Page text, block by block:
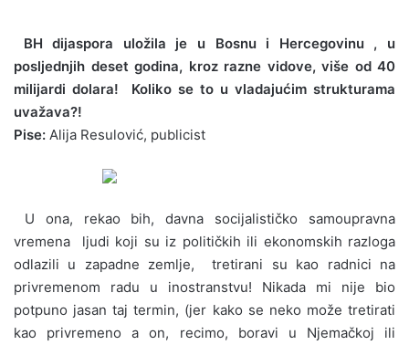
BH dijaspora uložila je u Bosnu i Hercegovinu , u
posljednjih deset godina, kroz razne vidove, više od 40
milijardi dolara! Koliko se to u vladajućim strukturama
uvažava?!
Pise: Alija Resulović, publicist
U ona, rekao bih, davna socijalističko samoupravna
vremena ljudi koji su iz političkih ili ekonomskih razloga
odlazili u zapadne zemlje, tretirani su kao radnici na
privremenom radu u inostranstvu! Nikada mi nije bio
potpuno jasan taj termin, (jer kako se neko može tretirati
kao privremeno a on, recimo, boravi u Njemačkoj ili